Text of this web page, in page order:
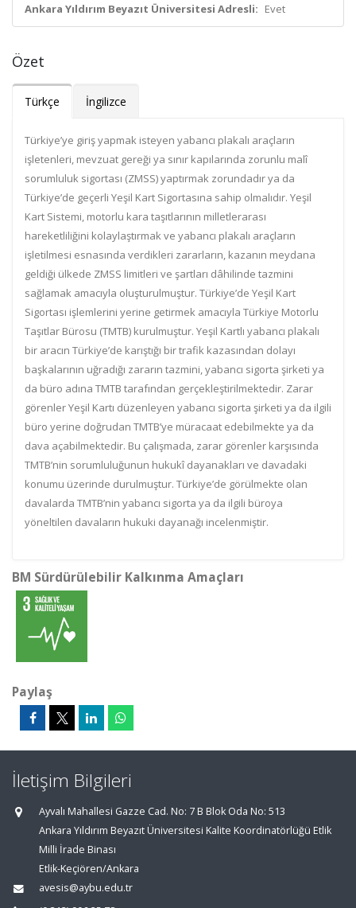
Ankara Yıldırım Beyazıt Üniversitesi Adresli: Evet
Özet
Türkçe İngilizce
Türkiye’ye giriş yapmak isteyen yabancı plakalı araçların
işletenleri, mevzuat gereği ya sınır kapılarında zorunlu malî
sorumluluk sigortası (ZMSS) yaptırmak zorundadır ya da
Türkiye’de geçerli Yeşil Kart Sigortasına sahip olmalıdır. Yeşil
Kart Sistemi, motorlu kara taşıtlarının milletlerarası
hareketliliğini kolaylaştırmak ve yabancı plakalı araçların
işletilmesi esnasında verdikleri zararların, kazanın meydana
geldiği ülkede ZMSS limitleri ve şartları dâhilinde tazmini
sağlamak amacıyla oluşturulmuştur. Türkiye’de Yeşil Kart
Sigortası işlemlerini yerine getirmek amacıyla Türkiye Motorlu
Taşıtlar Bürosu (TMTB) kurulmuştur. Yeşil Kartlı yabancı plakalı
bir aracın Türkiye’de karıştığı bir trafik kazasından dolayı
başkalarının uğradığı zararın tazmini, yabancı sigorta şirketi ya
da büro adına TMTB tarafından gerçekleştirilmektedir. Zarar
görenler Yeşil Kartı düzenleyen yabancı sigorta şirketi ya da ilgili
büro yerine doğrudan TMTB’ye müracaat edebilmekte ya da
dava açabilmektedir. Bu çalışmada, zarar görenler karşısında
TMTB’nin sorumluluğunun hukukî dayanakları ve davadaki
konumu üzerinde durulmuştur. Türkiye’de görülmekte olan
davalarda TMTB’nin yabancı sigorta ya da ilgili büroya
yöneltilen davaların hukuki dayanağı incelenmiştir.
BM Sürdürülebilir Kalkınma Amaçları
Paylaş
İletişim Bilgileri
Ayvalı Mahallesi Gazze Cad. No: 7 B Blok Oda No: 513
Ankara Yıldırım Beyazıt Üniversitesi Kalite Koordinatörlüğü Etlik
Milli İrade Binası
Etlik-Keçiören/Ankara
avesis@aybu.edu.tr